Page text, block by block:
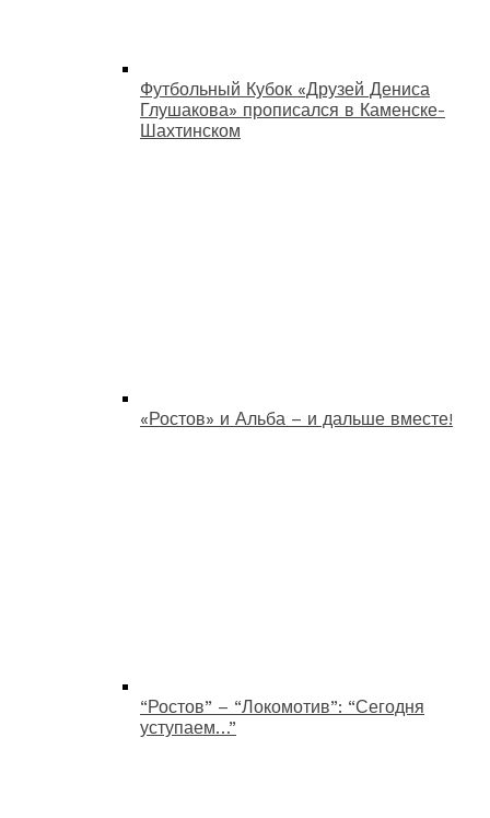
Футбольный Кубок «Друзей Дениса
Глушакова» прописался в Каменске-
Шахтинском
«Ростов» и Альба – и дальше вместе!
“Ростов” – “Локомотив”: “Сегодня
уступаем…”